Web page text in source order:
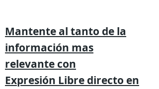
Mantente al tanto de la
información mas
relevante con
Expresión Libre directo en